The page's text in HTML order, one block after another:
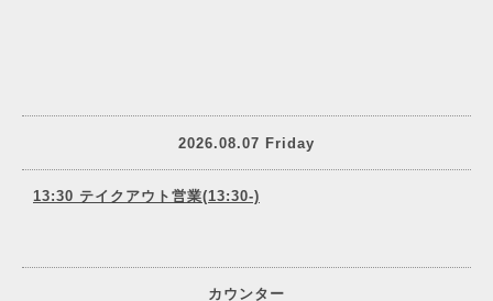
2026.08.07 Friday
13:30 テイクアウト営業(13:30-)
カウンター